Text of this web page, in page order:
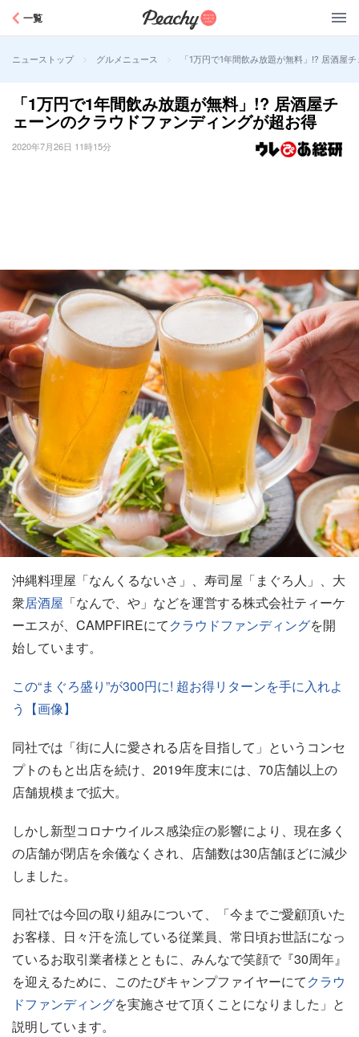
一覧
ニューストップ > グルメニュース > 「1万円で1年間飲み放題が無料」!? 居酒屋
「1万円で1年間飲み放題が無料」!? 居酒屋チ
ェーンのクラウドファンディングが超お得
2020年7月26日 11時15分
沖縄料理屋「なんくるないさ」、寿司屋「まぐろ人」、大
衆居酒屋 「なんで、や」などを運営する株式会社ティーケ
ーエスが、CAMPFIREにてクラウドファンディングを開
始しています。
この“まぐろ盛り”が300円に! 超お得リターンを手に入れよ
う【画像】
同社では「街に人に愛される店を目指して」というコンセ
プトのもと出店を続け、2019年度末には、70店舗以上の
店舗規模まで拡大。
しかし新型コロナウイルス感染症の影響により、現在多く
の店舗が閉店を余儀なくされ、店舗数は30店舗ほどに減少
しました。
同社では今回の取り組みについて、「今までご愛顧頂いた
お客様、日々汗を流している従業員、常日頃お世話になっ
ているお取引業者様とともに、みんなで笑顔で『30周年』
を迎えるために、このたびキャンプファイヤーにてクラウ
ドファンディングを実施させて頂くことになりました」と
説明しています。